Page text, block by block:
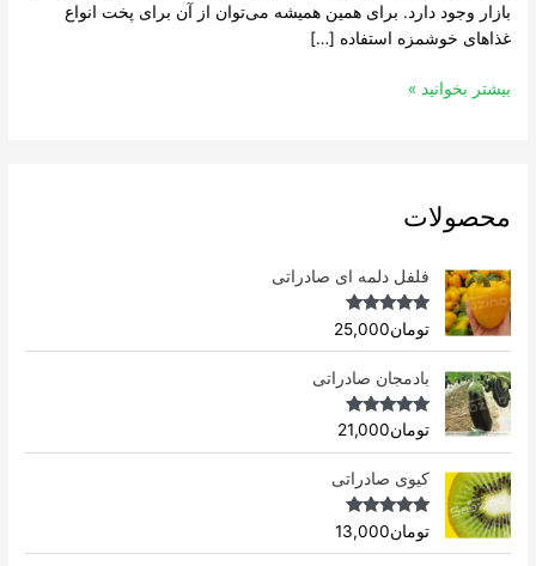
بازار وجود دارد. برای همین همیشه می‌توان از آن برای پخت انواع
غذاهای خوشمزه استفاده […]
بیشتر بخوانید »
محصولات
فلفل دلمه ای صادراتی
Rated4.96
out of 5
تومان25,000
بادمجان صادراتی
Rated4.75
out of 5
تومان21,000
کیوی صادراتی
Rated4.75
out of 5
تومان13,000